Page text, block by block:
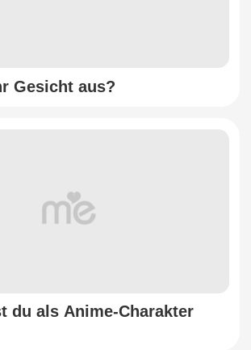
Gesicht aus?
du als Anime-Charakter